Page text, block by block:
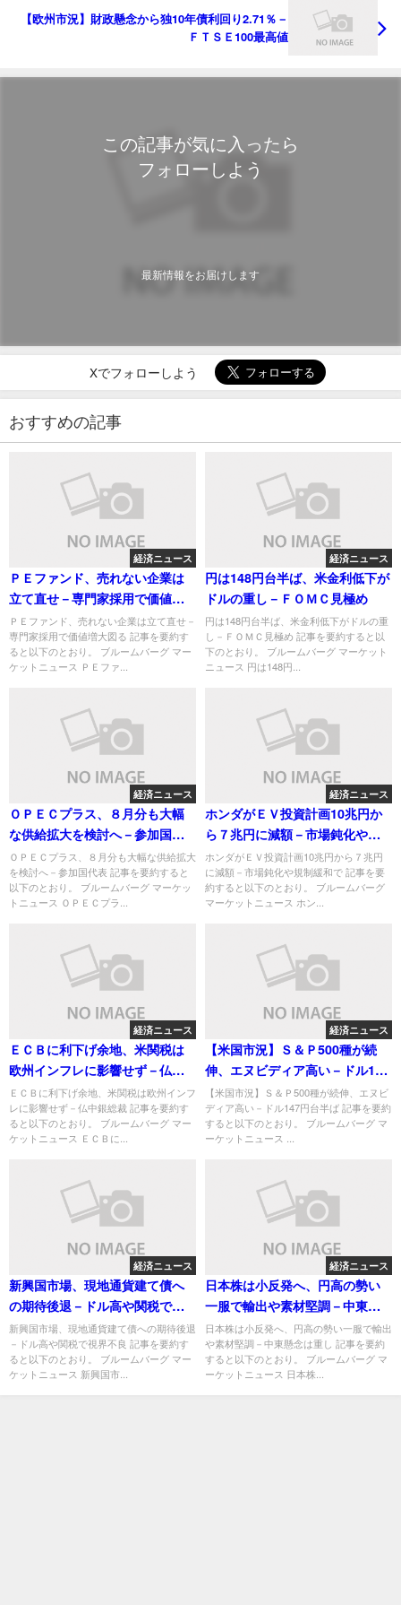
【欧州市況】財政懸念から独10年債利回り2.71％－
ＦＴＳＥ100最高値
この記事が気に入ったら
フォローしよう
最新情報をお届けします
Xでフォローしよう
おすすめの記事
経済ニュース
ＰＥファンド、売れない企業は
立て直せ－専門家採用で価値増
大図る
ＰＥファンド、売れない企業は立て直せ－
専門家採用で価値増大図る 記事を要約す
ると以下のとおり。 ブルームバーグ マー
ケットニュース ＰＥファ...
経済ニュース
円は148円台半ば、米金利低下が
ドルの重し－ＦＯＭＣ見極め
円は148円台半ば、米金利低下がドルの重
し－ＦＯＭＣ見極め 記事を要約すると以
下のとおり。 ブルームバーグ マーケット
ニュース 円は148円...
経済ニュース
ＯＰＥＣプラス、８月分も大幅
な供給拡大を検討へ－参加国代
表
ＯＰＥＣプラス、８月分も大幅な供給拡大
を検討へ－参加国代表 記事を要約すると
以下のとおり。 ブルームバーグ マーケッ
トニュース ＯＰＥＣプラ...
経済ニュース
ホンダがＥＶ投資計画10兆円か
ら７兆円に減額－市場鈍化や規
制緩和で
ホンダがＥＶ投資計画10兆円から７兆円
に減額－市場鈍化や規制緩和で 記事を要
約すると以下のとおり。 ブルームバーグ
マーケットニュース ホン...
経済ニュース
ＥＣＢに利下げ余地、米関税は
欧州インフレに影響せず－仏中
銀総裁
ＥＣＢに利下げ余地、米関税は欧州インフ
レに影響せず－仏中銀総裁 記事を要約す
ると以下のとおり。 ブルームバーグ マー
ケットニュース ＥＣＢに...
経済ニュース
【米国市況】Ｓ＆Ｐ500種が続
伸、エヌビディア高い－ドル147
円台半ば
【米国市況】Ｓ＆Ｐ500種が続伸、エヌビ
ディア高い－ドル147円台半ば 記事を要約
すると以下のとおり。 ブルームバーグ マ
ーケットニュース ...
経済ニュース
新興国市場、現地通貨建て債へ
の期待後退－ドル高や関税で視
界不良
新興国市場、現地通貨建て債への期待後退
－ドル高や関税で視界不良 記事を要約す
ると以下のとおり。 ブルームバーグ マー
ケットニュース 新興国市...
経済ニュース
日本株は小反発へ、円高の勢い
一服で輸出や素材堅調－中東懸
念は重し
日本株は小反発へ、円高の勢い一服で輸出
や素材堅調－中東懸念は重し 記事を要約
すると以下のとおり。 ブルームバーグ マ
ーケットニュース 日本株...